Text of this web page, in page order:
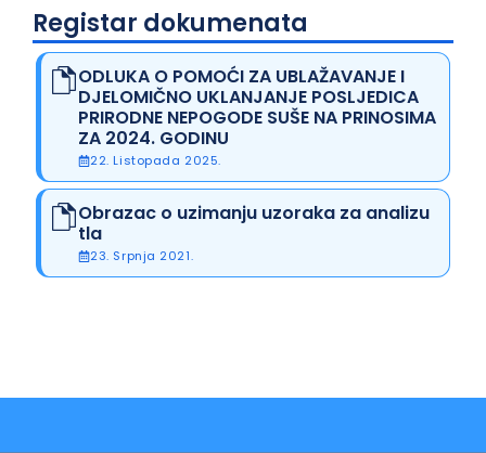
Registar dokumenata
ODLUKA O POMOĆI ZA UBLAŽAVANJE I
DJELOMIČNO UKLANJANJE POSLJEDICA
PRIRODNE NEPOGODE SUŠE NA PRINOSIMA
ZA 2024. GODINU
22. Listopada 2025.
Obrazac o uzimanju uzoraka za analizu
tla
23. Srpnja 2021.